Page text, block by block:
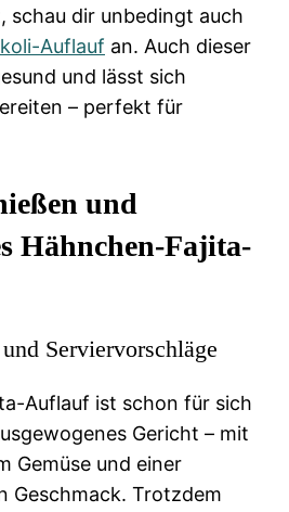
schau dir unbedingt auch
Auflauf an. Auch dieser
und lässt sich
– perfekt für
und
Hähnchen-Fajita-
Serviervorschläge
Auflauf ist schon für sich
Gericht – mit
Gemüse und einer
Geschmack. Trotzdem